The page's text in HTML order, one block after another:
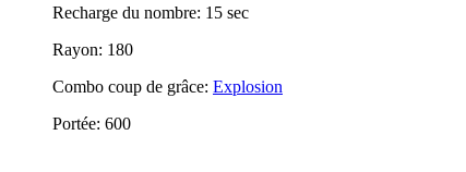
Recharge du nombre: 15 sec
Rayon: 180
Combo coup de grâce: Explosion
Portée: 600